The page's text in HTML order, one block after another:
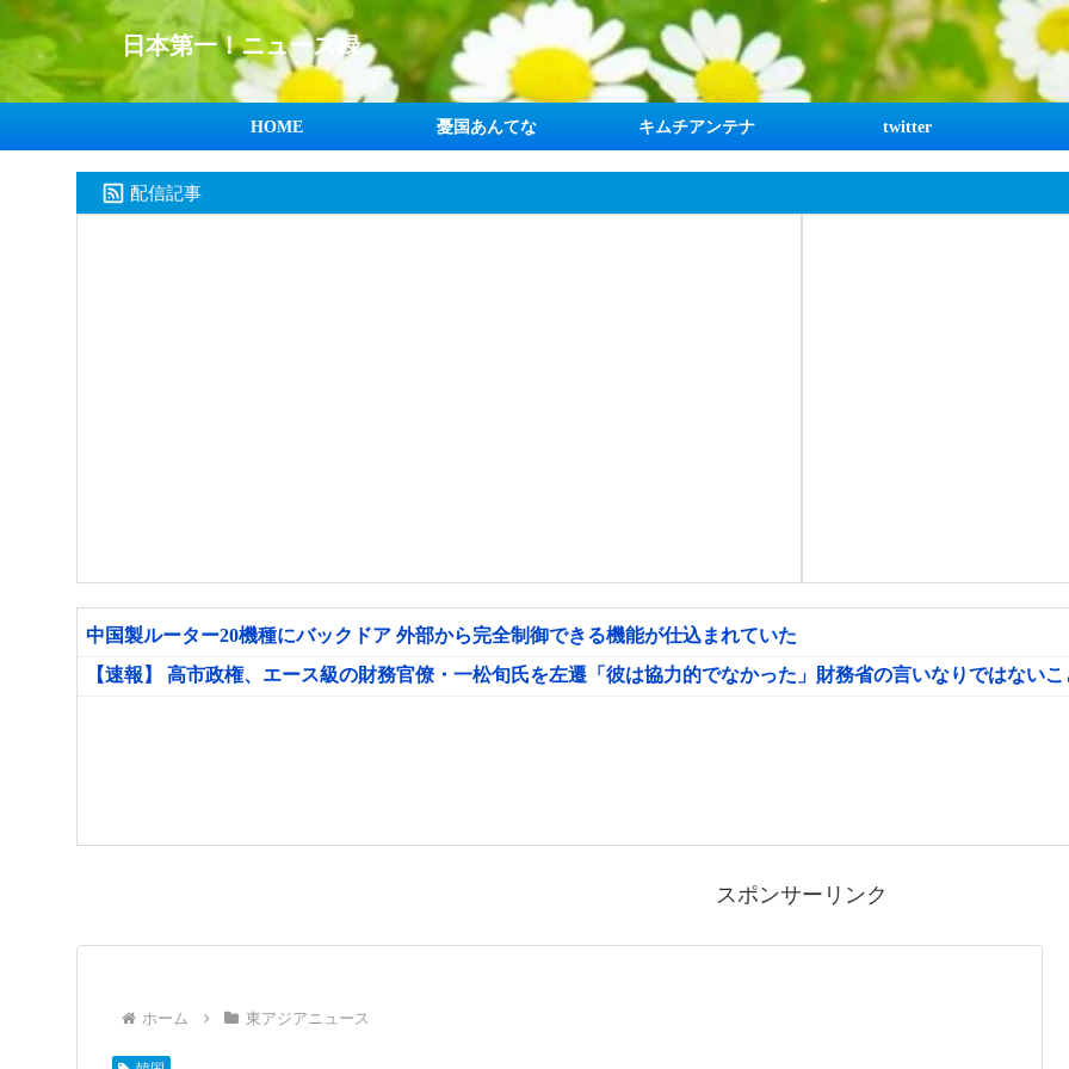
日本第一！ニュース録
HOME 憂国あんてな キムチアンテナ twitter
配信記事
中国製ルーター20機種にバックドア 外部から完全制御できる機能が仕込まれていた
【速報】 高市政権、エース級の財務官僚・一松旬氏を左遷「彼は協力的でなかった」財務省の言いなりではない
スポンサーリンク
ホーム 東アジアニュース